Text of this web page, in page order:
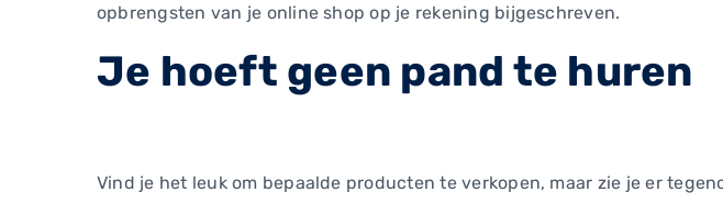
opbrengsten van je online shop op je rekening bijgeschreven.
Je hoeft geen pand te huren
Vind je het leuk om bepaalde producten te verkopen, maar zie je er